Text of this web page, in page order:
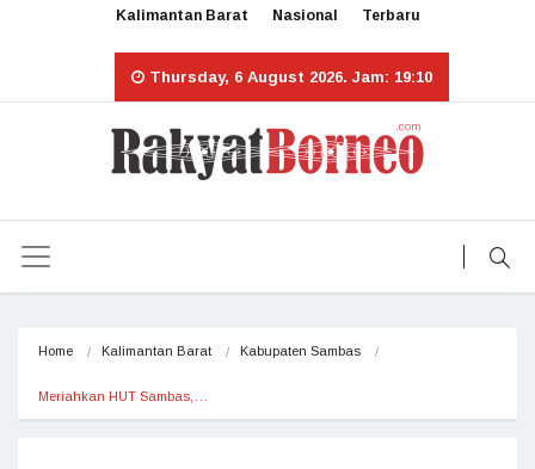
Kalimantan Barat Nasional Terbaru
Thursday, 6 August 2026. Jam: 19:10
Home Kalimantan Barat Kabupaten Sambas
Meriahkan HUT Sambas,…